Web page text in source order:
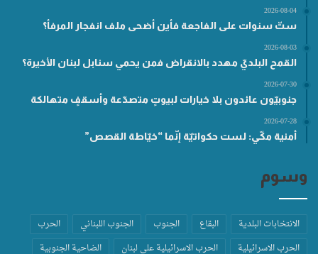
2026-08-04
ستّ سنوات على الفاجعة فأين أضحى ملف انفجار المرفأ؟
2026-08-03
القمح البلديّ مهدد بالانقراض فمن يحمي سنابل لبنان الأخيرة؟
2026-07-30
جنوبيّون عائدون بلا خيارات لبيوتٍ متصدّعة وأسقفٍ متهالكة
2026-07-28
أمنية مكّي: لست حكواتيّة إنّما “خيّاطة القصص”
وسوم
الانتخابات البلدية البقاع الجنوب الجنوب اللبناني
الحرب
الحرب الاسرائيلية
الحرب الاسرائيلية على لبنان
الضاحية الجنوبية